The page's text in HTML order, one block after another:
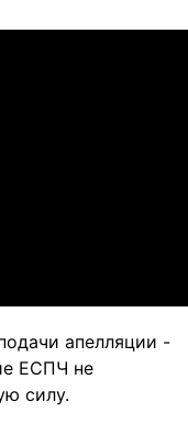
апелляции -
ЕСПЧ не
силу.